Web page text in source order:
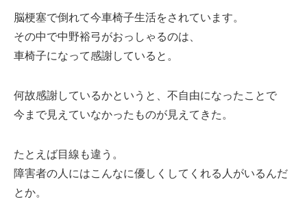
脳梗塞で倒れて今車椅子生活をされています。
その中で中野裕弓がおっしゃるのは、
車椅子になって感謝していると。
何故感謝しているかというと、不自由になったことで
今まで見えていなかったものが見えてきた。
たとえば目線も違う。
障害者の人にはこんなに優しくしてくれる人がいるんだ
とか。